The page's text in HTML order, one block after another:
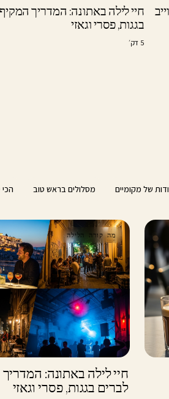
חיי לילה באתונה: המדריך
בגגות, פסרי וגאזי
5 דק׳
של מקומיים מסלולים בראש טוב
מה קורה הלילה
חיי לילה באתונה:
לברים בגגות, פסרי וגאזי